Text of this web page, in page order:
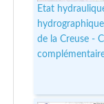
Etat
de la Creuse -